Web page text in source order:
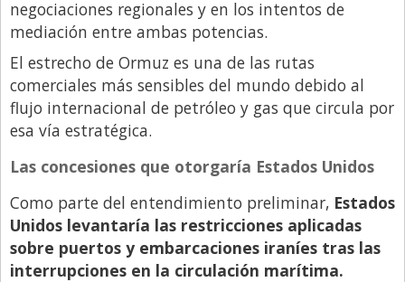
Publicidad y Marketing
Responsabilidad Social
Salidas
Show Business
Sociedad
Tecnología
Tendencias
negociaciones regionales y en los intentos de
mediación entre ambas potencias.
El estrecho de Ormuz es una de las rutas
comerciales más sensibles del mundo debido al
flujo internacional de petróleo y gas que circula por
esa vía estratégica.
Las concesiones que otorgaría Estados Unidos
Como parte del entendimiento preliminar, Estados
Unidos levantaría las restricciones aplicadas
sobre puertos y embarcaciones iraníes tras las
interrupciones en la circulación marítima.